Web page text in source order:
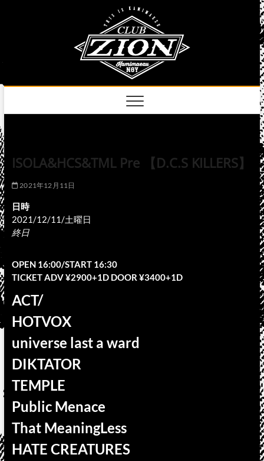
ISOLA&HCS&TML Pre 【D.C.S KILLERS】
2021年12月11日
日時
2021/12/11/土曜日
終日
OPEN 16:00/START 16:30
TICKET ADV ¥2900+1D DOOR ¥3400+1D
ACT/
HOTVOX
universe last a ward
DIKTATOR
TEMPLE
Public Menace
That MeaningLess
HATE CREATURES